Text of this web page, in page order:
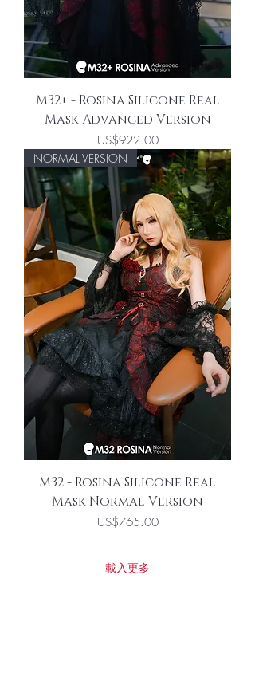
M32+ - Rosina Silicone Real
Mask Advanced Version
價格
US$922.00
NORMAL VERSION
M32 - Rosina Silicone Real
Mask Normal Version
價格
US$765.00
載入更多